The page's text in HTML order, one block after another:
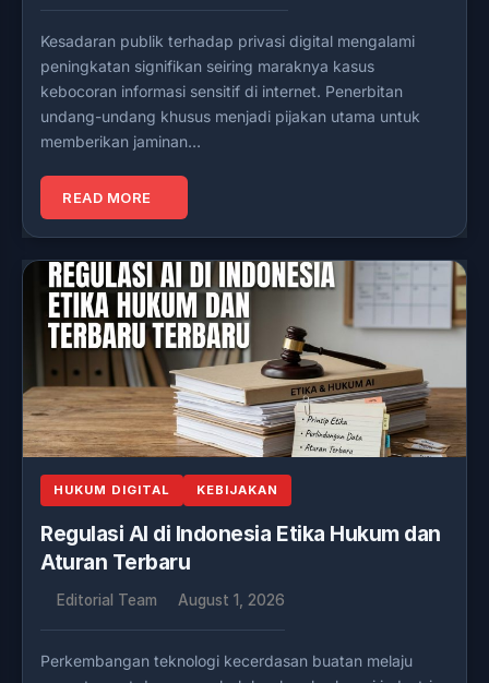
Kesadaran publik terhadap privasi digital mengalami
peningkatan signifikan seiring maraknya kasus
kebocoran informasi sensitif di internet. Penerbitan
undang-undang khusus menjadi pijakan utama untuk
memberikan jaminan…
READ MORE
HUKUM DIGITAL KEBIJAKAN
Regulasi AI di Indonesia Etika Hukum dan
Aturan Terbaru
Editorial Team August 1, 2026
Perkembangan teknologi kecerdasan buatan melaju